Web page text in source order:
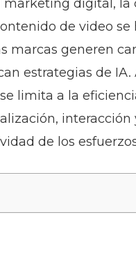
digital, la
de video
marcas generen
estrategias de IA.
limita a la
de los